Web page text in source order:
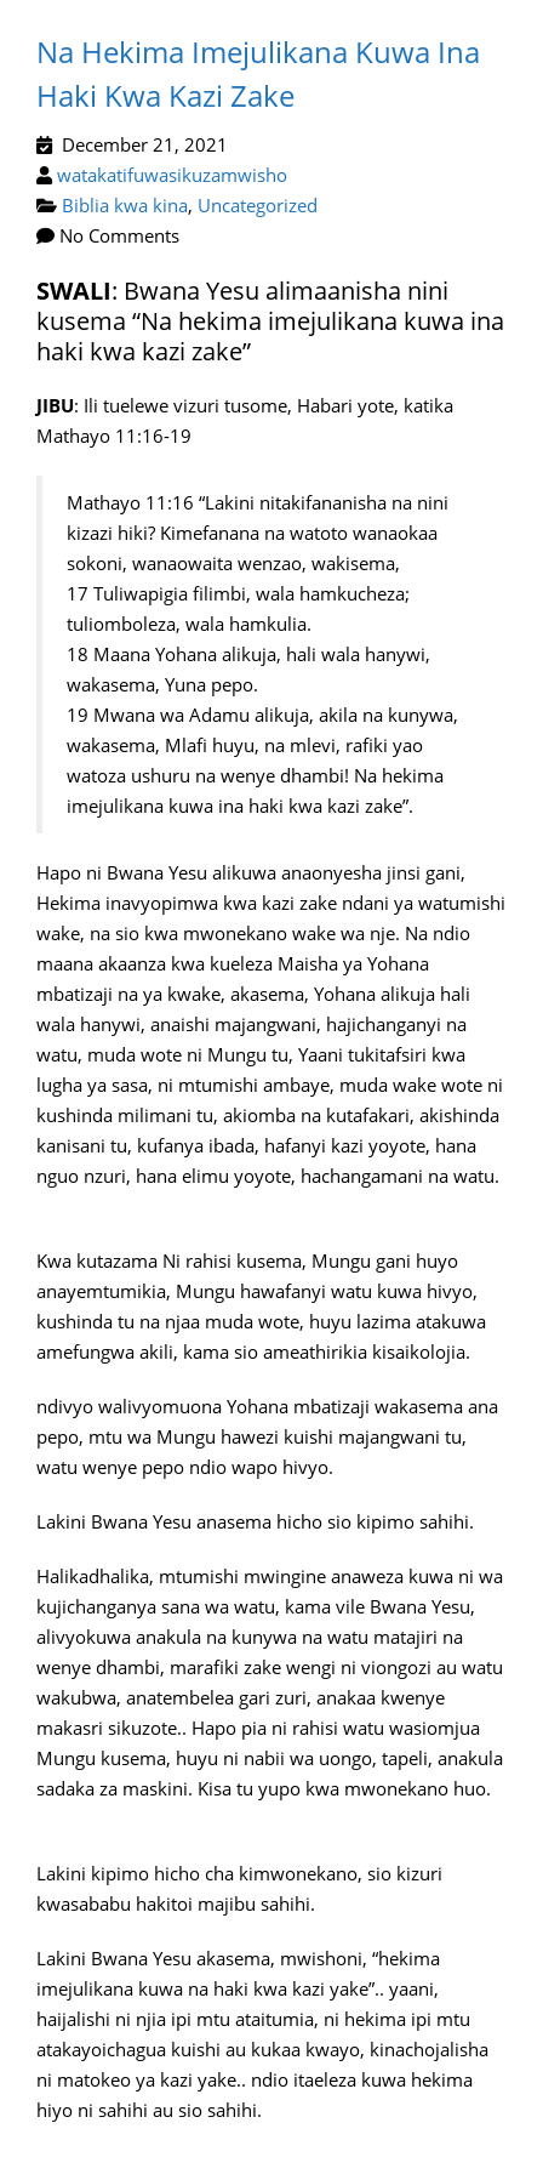
Na Hekima Imejulikana Kuwa Ina
Haki Kwa Kazi Zake
December 21, 2021
watakatifuwasikuzamwisho
Biblia kwa kina, Uncategorized
No Comments
SWALI: Bwana Yesu alimaanisha nini
kusema “Na hekima imejulikana kuwa ina
haki kwa kazi zake”
JIBU: Ili tuelewe vizuri tusome, Habari yote, katika
Mathayo 11:16-19
Mathayo 11:16 “Lakini nitakifananisha na nini
kizazi hiki? Kimefanana na watoto wanaokaa
sokoni, wanaowaita wenzao, wakisema,
17 Tuliwapigia filimbi, wala hamkucheza;
tuliomboleza, wala hamkulia.
18 Maana Yohana alikuja, hali wala hanywi,
wakasema, Yuna pepo.
19 Mwana wa Adamu alikuja, akila na kunywa,
wakasema, Mlafi huyu, na mlevi, rafiki yao
watoza ushuru na wenye dhambi! Na hekima
imejulikana kuwa ina haki kwa kazi zake”.
Hapo ni Bwana Yesu alikuwa anaonyesha jinsi gani,
Hekima inavyopimwa kwa kazi zake ndani ya watumishi
wake, na sio kwa mwonekano wake wa nje. Na ndio
maana akaanza kwa kueleza Maisha ya Yohana
mbatizaji na ya kwake, akasema, Yohana alikuja hali
wala hanywi, anaishi majangwani, hajichanganyi na
watu, muda wote ni Mungu tu, Yaani tukitafsiri kwa
lugha ya sasa, ni mtumishi ambaye, muda wake wote ni
kushinda milimani tu, akiomba na kutafakari, akishinda
kanisani tu, kufanya ibada, hafanyi kazi yoyote, hana
nguo nzuri, hana elimu yoyote, hachangamani na watu.
Kwa kutazama Ni rahisi kusema, Mungu gani huyo
anayemtumikia, Mungu hawafanyi watu kuwa hivyo,
kushinda tu na njaa muda wote, huyu lazima atakuwa
amefungwa akili, kama sio ameathirikia kisaikolojia.
ndivyo walivyomuona Yohana mbatizaji wakasema ana
pepo, mtu wa Mungu hawezi kuishi majangwani tu,
watu wenye pepo ndio wapo hivyo.
Lakini Bwana Yesu anasema hicho sio kipimo sahihi.
Halikadhalika, mtumishi mwingine anaweza kuwa ni wa
kujichanganya sana wa watu, kama vile Bwana Yesu,
alivyokuwa anakula na kunywa na watu matajiri na
wenye dhambi, marafiki zake wengi ni viongozi au watu
wakubwa, anatembelea gari zuri, anakaa kwenye
makasri sikuzote.. Hapo pia ni rahisi watu wasiomjua
Mungu kusema, huyu ni nabii wa uongo, tapeli, anakula
sadaka za maskini. Kisa tu yupo kwa mwonekano huo.
Lakini kipimo hicho cha kimwonekano, sio kizuri
kwasababu hakitoi majibu sahihi.
Lakini Bwana Yesu akasema, mwishoni, “hekima
imejulikana kuwa na haki kwa kazi yake”.. yaani,
haijalishi ni njia ipi mtu ataitumia, ni hekima ipi mtu
atakayoichagua kuishi au kukaa kwayo, kinachojalisha
ni matokeo ya kazi yake.. ndio itaeleza kuwa hekima
hiyo ni sahihi au sio sahihi.